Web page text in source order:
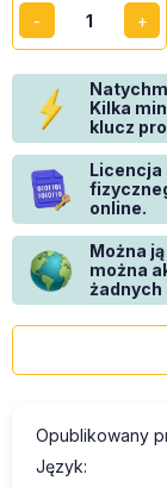
Kilka
klucz
Licencja
online.
Można
można
Opublikowany
Język: